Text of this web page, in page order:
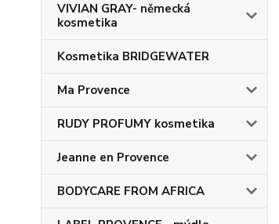
VIVIAN GRAY- německá
kosmetika
Kosmetika BRIDGEWATER
Ma Provence
RUDY PROFUMY kosmetika
Jeanne en Provence
BODYCARE FROM AFRICA